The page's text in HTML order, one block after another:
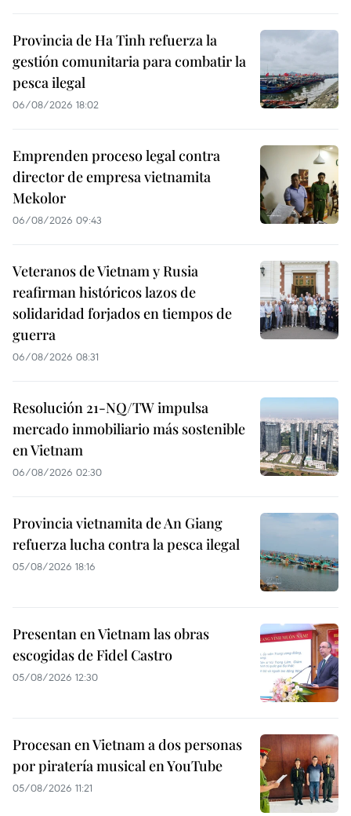
Provincia de Ha Tinh refuerza la
gestión comunitaria para combatir la
pesca ilegal
06/08/2026 18:02
Emprenden proceso legal contra
director de empresa vietnamita
Mekolor
06/08/2026 09:43
Veteranos de Vietnam y Rusia
reafirman históricos lazos de
solidaridad forjados en tiempos de
guerra
06/08/2026 08:31
Resolución 21-NQ/TW impulsa
mercado inmobiliario más sostenible
en Vietnam
06/08/2026 02:30
Provincia vietnamita de An Giang
refuerza lucha contra la pesca ilegal
05/08/2026 18:16
Presentan en Vietnam las obras
escogidas de Fidel Castro
05/08/2026 12:30
Procesan en Vietnam a dos personas
por piratería musical en YouTube
05/08/2026 11:21